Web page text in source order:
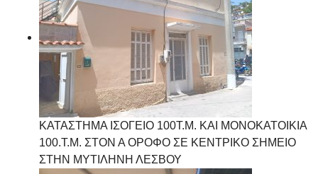
ΚΑΤΑΣΤΗΜΑ ΙΣΟΓΕΙΟ 100Τ.Μ. ΚΑΙ ΜΟΝΟΚΑΤΟΙΚΙΑ
100.Τ.Μ. ΣΤΟΝ Α ΟΡΟΦΟ ΣΕ ΚΕΝΤΡΙΚΟ ΣΗΜΕΙΟ
ΣΤΗΝ ΜΥΤΙΛΗΝΗ ΛΕΣΒΟΥ